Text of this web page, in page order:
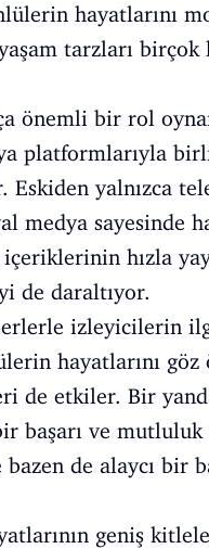
hayatlarını
tarzları
önemli bir rol
platformlarıyla
yalnızca
medya sayesinde
hızla
de daraltıyor.
izleyicilerin
hayatlarını göz
de etkiler. Bir
ve mutluluk
de alaycı bir
geniş